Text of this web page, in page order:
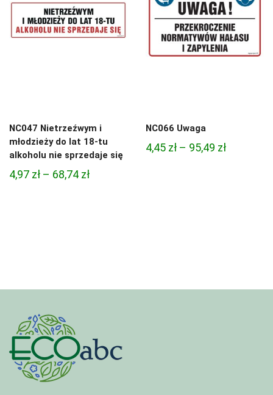
NC047 Nietrzeźwym i
młodzieży do lat 18-tu
alkoholu nie sprzedaje się
4,97 zł – 68,74 złZakres
NC066 Uwaga
4,45 zł – 95,49 złZakres